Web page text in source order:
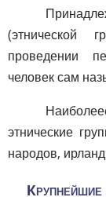
(этнической
проведении
человек сам
этнические
народов,
Крупнейшие